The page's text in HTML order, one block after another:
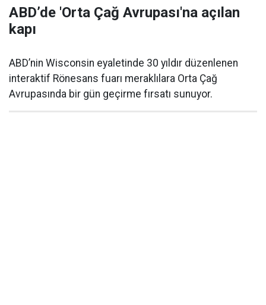
ABD’de 'Orta Çağ Avrupası'na açılan
kapı
ABD’nin Wisconsin eyaletinde 30 yıldır düzenlenen
interaktif Rönesans fuarı meraklılara Orta Çağ
Avrupasında bir gün geçirme fırsatı sunuyor.